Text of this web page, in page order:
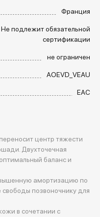
Франция
Не подлежит обязательной
сертификации
не ограничен
AOEVD_VEAU
EAC
центр тяжести
Двухточечная
баланс и
амортизацию по
позвоночнику для
в сочетании с